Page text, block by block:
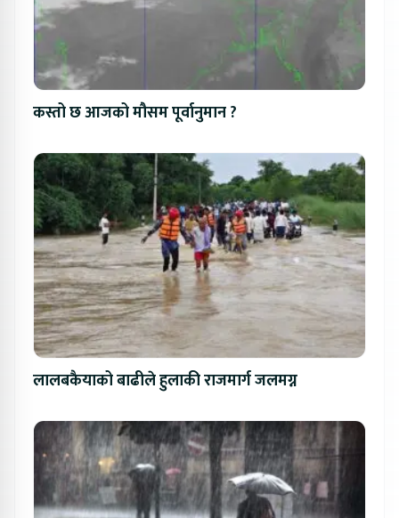
कस्तो छ आजको मौसम पूर्वानुमान ?
लालबकैयाको बाढीले हुलाकी राजमार्ग जलमग्न